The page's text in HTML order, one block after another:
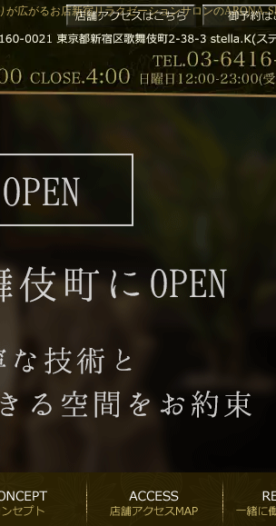
広がるお店新宿リラクゼーションサロンのARONA-